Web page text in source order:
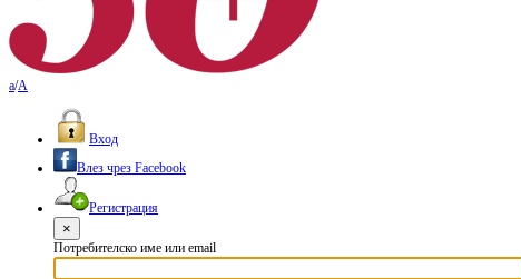
a/A
Вход
Влез чрез Facebook
Регистрация
×
Потребителско име или email